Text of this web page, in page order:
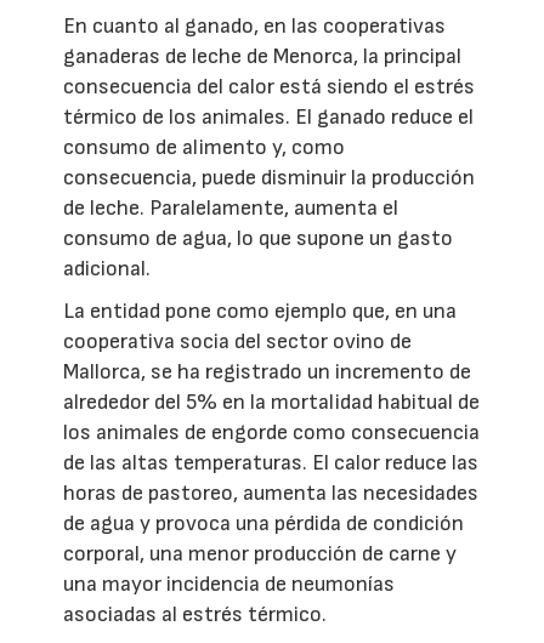
En cuanto al ganado, en las cooperativas
ganaderas de leche de Menorca, la principal
consecuencia del calor está siendo el estrés
térmico de los animales. El ganado reduce el
consumo de alimento y, como
consecuencia, puede disminuir la producción
de leche. Paralelamente, aumenta el
consumo de agua, lo que supone un gasto
adicional.
La entidad pone como ejemplo que, en una
cooperativa socia del sector ovino de
Mallorca, se ha registrado un incremento de
alrededor del 5% en la mortalidad habitual de
los animales de engorde como consecuencia
de las altas temperaturas. El calor reduce las
horas de pastoreo, aumenta las necesidades
de agua y provoca una pérdida de condición
corporal, una menor producción de carne y
una mayor incidencia de neumonías
asociadas al estrés térmico.